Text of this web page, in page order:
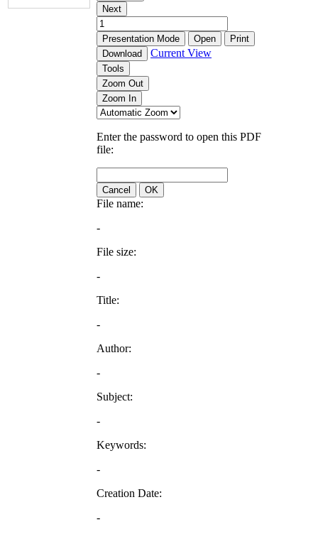
Next
Presentation Mode Open
Print
Download
Current View
Tools
Zoom Out
Zoom In
Enter the password to open this PDF
file:
Cancel OK
File name:
-
File size:
-
Title:
-
Author:
-
Subject:
-
Keywords:
-
Creation Date:
-